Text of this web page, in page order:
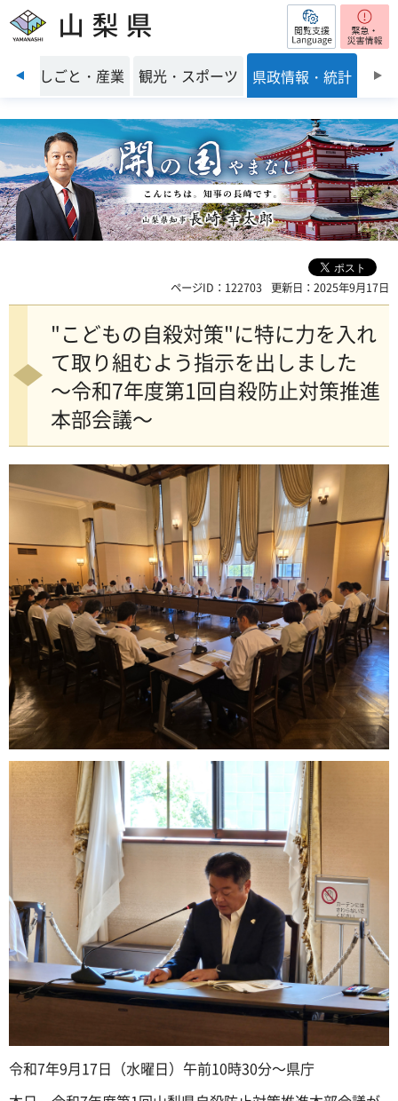
山梨県 閲覧支援
前のスライドを表示
境 しごと・産業 観光・スポーツ 県政情報・統計
ページID：122703 更新日：2025年9月17日
"こどもの自殺対策"に特に力を入れ
て取り組むよう指示を出しました
～令和7年度第1回自殺防止対策推進
本部会議～
令和7年9月17日（水曜日）午前10時30分～県庁